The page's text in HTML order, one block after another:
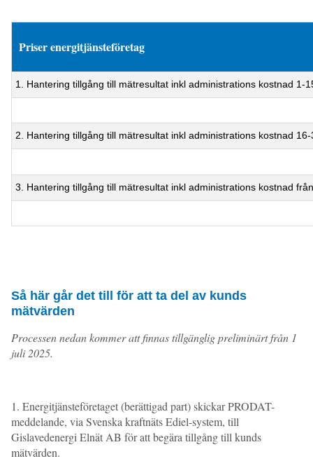
Priser energitjänsteföretag
1. Hantering tillgång till mätresultat inkl administrations kostnad 1-
2. Hantering tillgång till mätresultat inkl administrations kostnad
3. Hantering tillgång till mätresultat inkl administrations kostnad
Så här går det till för att ta del av kunds
mätvärden
Processen nedan kommer att finnas tillgänglig preliminärt från 1
juli 2025.
1. Energitjänsteföretaget (berättigad part) skickar PRODAT-
meddelande, via Svenska kraftnäts Ediel-system, till
Gislavedenergi Elnät AB för att begära tillgång till kunds
mätvärden.